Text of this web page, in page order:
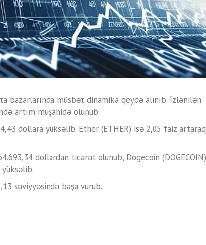
müsbət dinamika qeydə alınıb. İzlənilən
artım müşahidə olunub.
dollara yüksəlib. Ether (ETHER) isə 2,05 faiz artaraq
dollardan ticarət olunub, Dogecoin (DOGECOIN)
səviyyəsində başa vurub.